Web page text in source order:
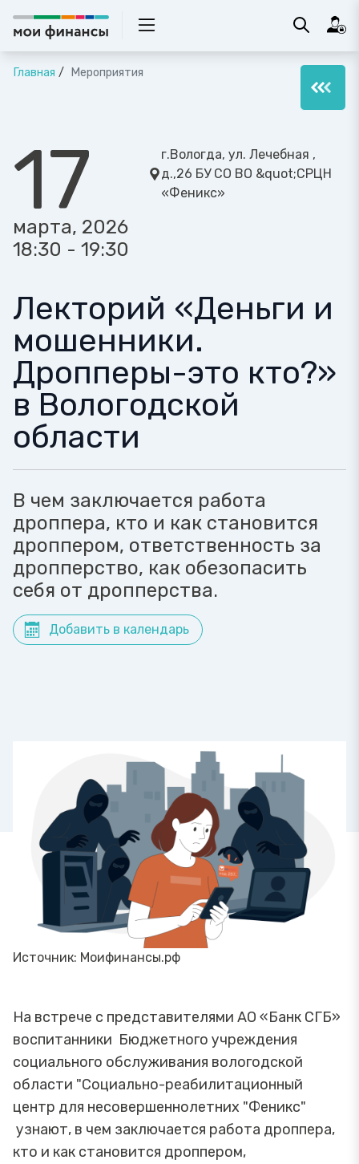
Главная Мероприятия
17
марта, 2026
18:30 - 19:30
г.Вологда, ул. Лечебная ,
д.,26 БУ СО ВО &quot;СРЦН
«Феникс»
Лекторий «Деньги и
мошенники.
Дропперы-это кто?»
в Вологодской
области
В чем заключается работа
дроппера, кто и как становится
дроппером, ответственность за
дропперство, как обезопасить
себя от дропперства.
Добавить в календарь
Источник: Моифинансы.рф
На встрече с представителями АО «Банк СГБ»
воспитанники Бюджетного учреждения
социального обслуживания вологодской
области "Социально-реабилитационный
центр для несовершеннолетних "Феникс"
узнают, в чем заключается работа дроппера,
кто и как становится дроппером,